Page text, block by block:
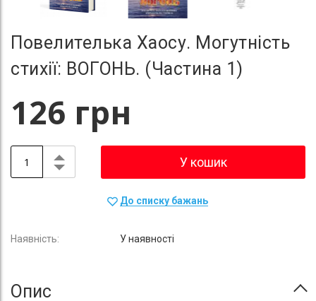
Повелителька Хаосу. Могутність
стихії: ВОГОНЬ. (Частина 1)
126 грн
У кошик
До списку бажань
У наявності
Опис